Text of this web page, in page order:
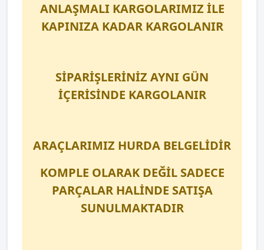
ANLAŞMALI KARGOLARIMIZ İLE
KAPINIZA KADAR KARGOLANIR
SİPARİŞLERİNİZ AYNI GÜN
İÇERİSİNDE KARGOLANIR
ARAÇLARIMIZ HURDA BELGELİDİR
KOMPLE OLARAK DEĞİL SADECE
PARÇALAR HALİNDE SATIŞA
SUNULMAKTADIR